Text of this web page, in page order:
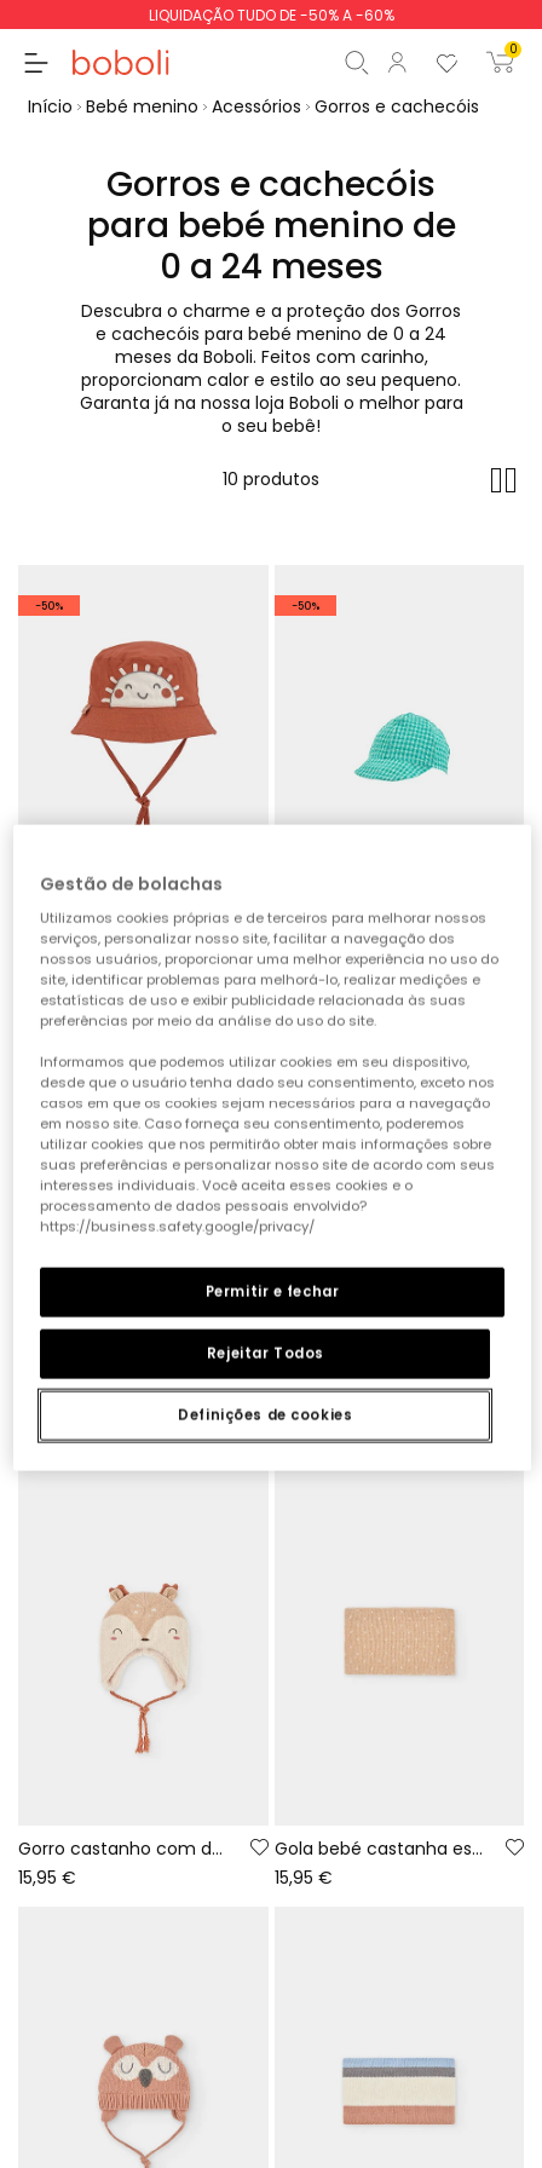
LIQUIDAÇÃO TUDO DE -50% A -60%
0
Continua Iniciar ordem
Início Bebé menino Acessórios Gorros e cachecóis
Gorros e cachecóis
para bebé menino de
0 a 24 meses
Descubra o charme e a proteção dos Gorros
e cachecóis para bebé menino de 0 a 24
meses da Boboli. Feitos com carinho,
proporcionam calor e estilo ao seu pequeno.
Garanta já na nossa loja Boboli o melhor para
o seu bebê!
10 produtos
-50%
Gorro bebé castanho
15,95 €
7,95 €
-50%
Boné bebé xadrez verde
12,95 €
6,45 €
-50% -50%
Gorro castanho com design de veado bebé
15,95 €
Gola bebé castanha estampada de pontos
15,95 €
Gestão de bolachas
Utilizamos cookies próprias e de terceiros para melhorar nossos
serviços, personalizar nosso site, facilitar a navegação dos
nossos usuários, proporcionar uma melhor experiência no uso do
site, identificar problemas para melhorá-lo, realizar medições e
estatísticas de uso e exibir publicidade relacionada às suas
preferências por meio da análise do uso do site.
Informamos que podemos utilizar cookies em seu dispositivo,
desde que o usuário tenha dado seu consentimento, exceto nos
casos em que os cookies sejam necessários para a navegação
em nosso site. Caso forneça seu consentimento, poderemos
utilizar cookies que nos permitirão obter mais informações sobre
suas preferências e personalizar nosso site de acordo com seus
interesses individuais. Você aceita esses cookies e o
processamento de dados pessoais envolvido?
https://business.safety.google/privacy/
Definições de cookies
Rejeitar Todos
Permitir e fechar